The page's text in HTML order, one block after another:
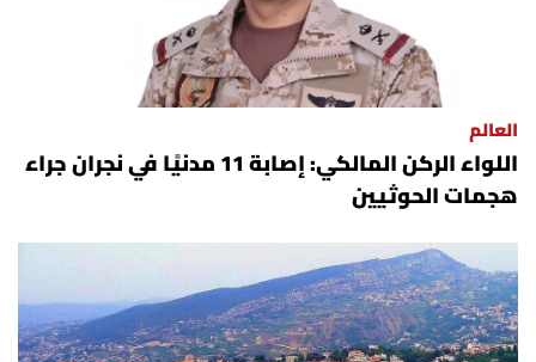
العالم
اللواء الركن المالكي: إصابة 11 مدنيًا في نجران جراء
هجمات الحوثيين